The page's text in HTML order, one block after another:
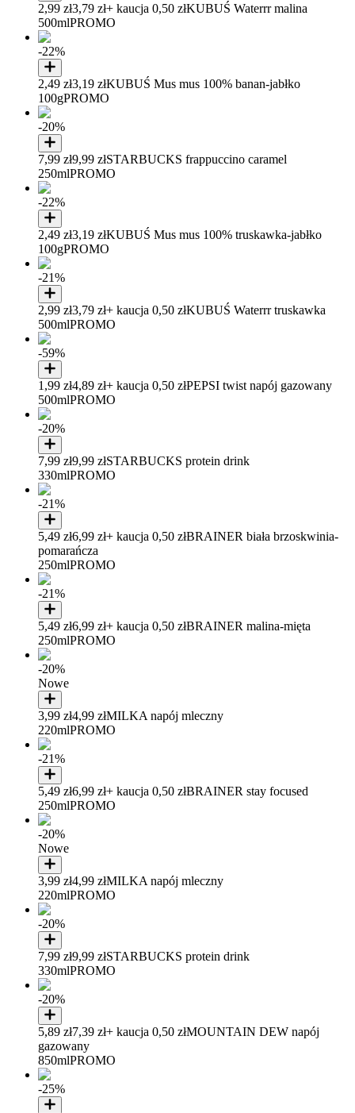
2,99 zł3,79 zł+ kaucja 0,50 złKUBUŚ Waterrr malina
500mlPROMO
-22%
2,49 zł3,19 złKUBUŚ Mus mus 100% banan-jabłko
100gPROMO
-20%
7,99 zł9,99 złSTARBUCKS frappuccino caramel
250mlPROMO
-22%
2,49 zł3,19 złKUBUŚ Mus mus 100% truskawka-jabłko
100gPROMO
-21%
2,99 zł3,79 zł+ kaucja 0,50 złKUBUŚ Waterrr truskawka
500mlPROMO
-59%
1,99 zł4,89 zł+ kaucja 0,50 złPEPSI twist napój gazowany
500mlPROMO
-20%
7,99 zł9,99 złSTARBUCKS protein drink
330mlPROMO
-21%
5,49 zł6,99 zł+ kaucja 0,50 złBRAINER biała brzoskwinia-
pomarańcza
250mlPROMO
-21%
5,49 zł6,99 zł+ kaucja 0,50 złBRAINER malina-mięta
250mlPROMO
-20%
Nowe
3,99 zł4,99 złMILKA napój mleczny
220mlPROMO
-21%
5,49 zł6,99 zł+ kaucja 0,50 złBRAINER stay focused
250mlPROMO
-20%
Nowe
3,99 zł4,99 złMILKA napój mleczny
220mlPROMO
-20%
7,99 zł9,99 złSTARBUCKS protein drink
330mlPROMO
-20%
5,89 zł7,39 zł+ kaucja 0,50 złMOUNTAIN DEW napój
gazowany
850mlPROMO
-25%